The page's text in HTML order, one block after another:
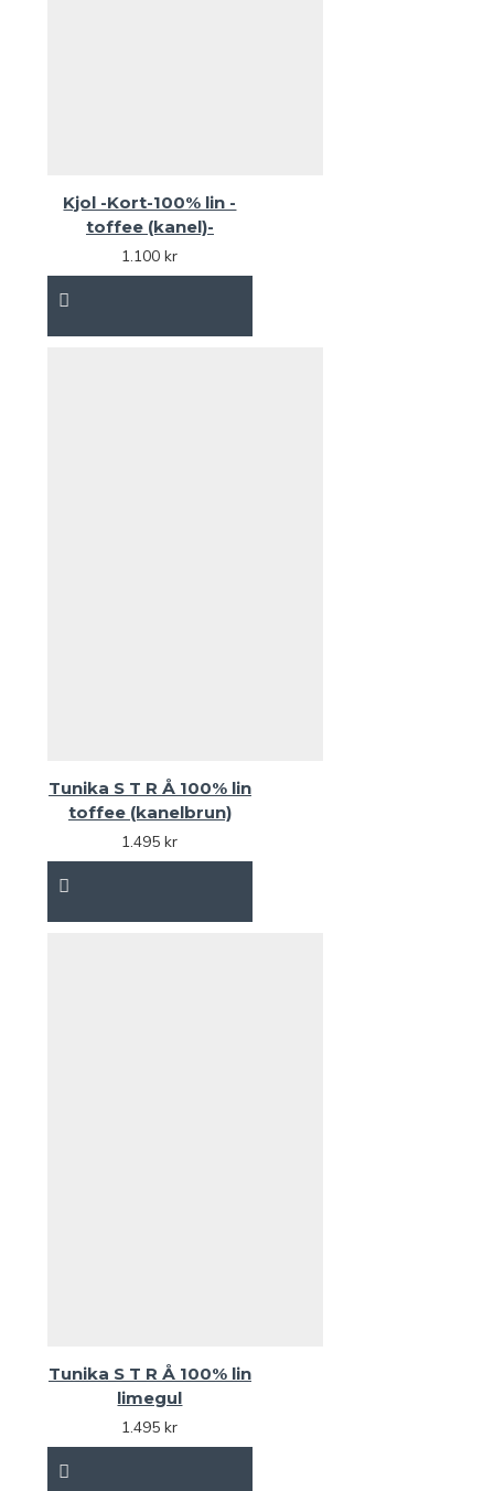
Kjol -Kort-100% lin -
toffee (kanel)-
1.100 kr
Tunika S T R Å 100% lin
toffee (kanelbrun)
1.495 kr
Tunika S T R Å 100% lin
limegul
1.495 kr